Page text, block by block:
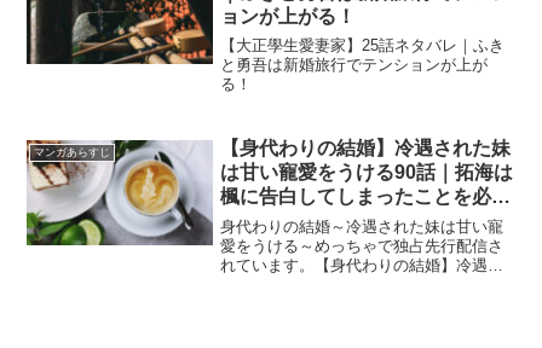
ョンが上がる！
【大正學生愛妻家】25話ネタバレ｜ふき
と勇吾は新婚旅行でテンションが上が
る！
マンガあらすじ
【身代わりの結婚】冷遇された妹
は甘い寵愛をうける90話｜拓海は
楓に告白してしまったことを必死
に誤魔化す！
身代わりの結婚～冷遇された妹は甘い寵
愛をうける～めっちゃで独占先行配信さ
れています。【身代わりの結婚】冷遇さ